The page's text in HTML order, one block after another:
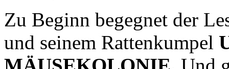
Zu Beginn begegnet der
und seinem Rattenkumpel